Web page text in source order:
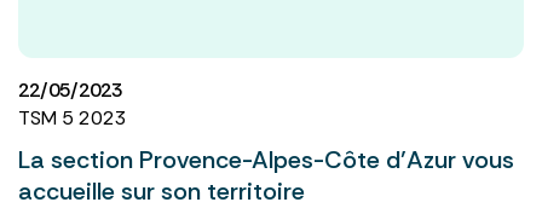
22/05/2023
TSM 5 2023
La section Provence-Alpes-Côte d’Azur vous
accueille sur son territoire